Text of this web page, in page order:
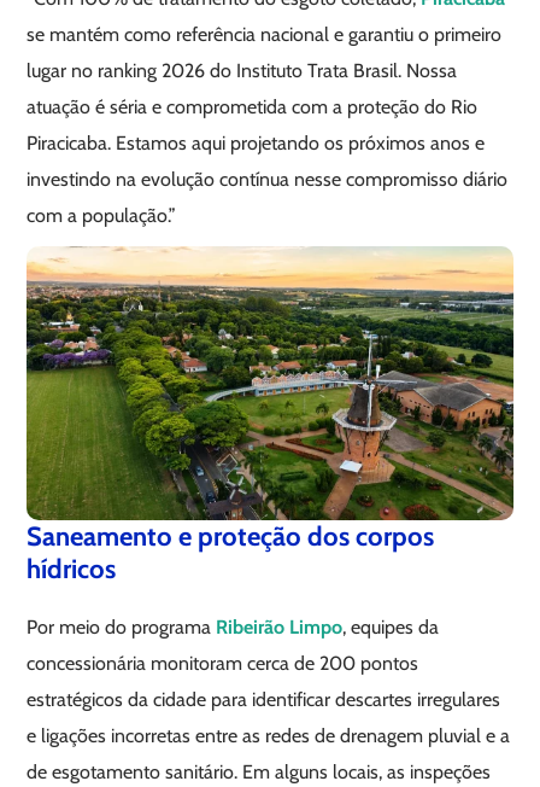
se mantém como referência nacional e garantiu o primeiro
lugar no ranking 2026 do Instituto Trata Brasil. Nossa
atuação é séria e comprometida com a proteção do Rio
Piracicaba. Estamos aqui projetando os próximos anos e
investindo na evolução contínua nesse compromisso diário
com a população.”
Saneamento e proteção dos corpos
hídricos
Por meio do programa Ribeirão Limpo, equipes da
concessionária monitoram cerca de 200 pontos
estratégicos da cidade para identificar descartes irregulares
e ligações incorretas entre as redes de drenagem pluvial e a
de esgotamento sanitário. Em alguns locais, as inspeções